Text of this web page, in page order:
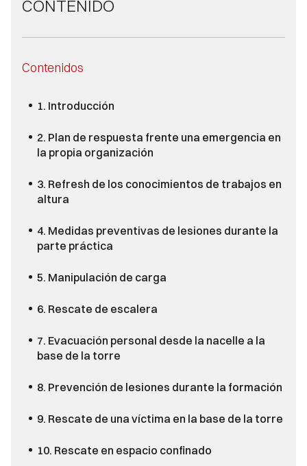
CONTENIDO
Contenidos
1. Introducción
2. Plan de respuesta frente una emergencia en
la propia organización
3. Refresh de los conocimientos de trabajos en
altura
4. Medidas preventivas de lesiones durante la
parte práctica
5. Manipulación de carga
6. Rescate de escalera
7. Evacuación personal desde la nacelle a la
base de la torre
8. Prevención de lesiones durante la formación
9. Rescate de una víctima en la base de la torre
10. Rescate en espacio confinado